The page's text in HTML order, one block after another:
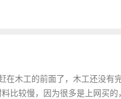
在木工的前面了，木工还没
比较慢，因为很多是上网买的